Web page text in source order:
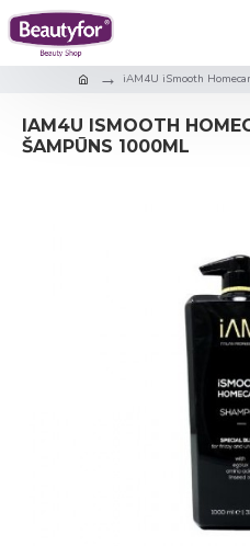
iAM4U iSmooth
IAM4U ISMOOTH
ŠAMPŪNS 1000ML